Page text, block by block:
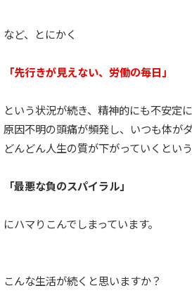
など、とにかく
「先行きが見えない、労働の毎日」
という状況が続き、精神的にも不安定に
原因不明の頭痛が頻発し、いつも体がダ
どんどん人生の質が下がっていくという
「最悪な負のスパイラル」
にハマりこんでしまっています。
こんな生活が続くと思いますか？